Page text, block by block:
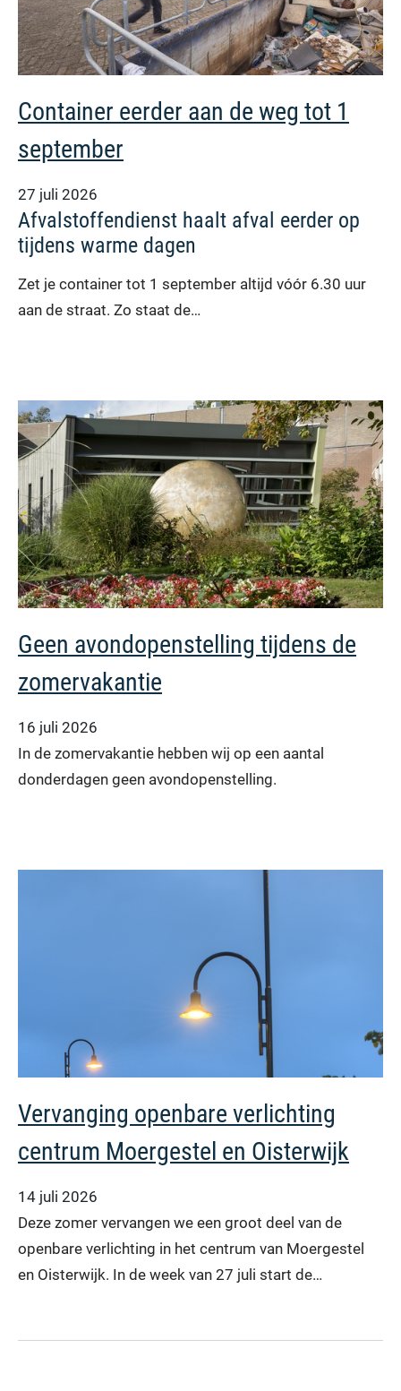
Container eerder aan de weg tot 1
september
27 juli 2026
Afvalstoffendienst haalt afval eerder op
tijdens warme dagen
Zet je container tot 1 september altijd vóór 6.30 uur
aan de straat. Zo staat de…
Geen avondopenstelling tijdens de
zomervakantie
16 juli 2026
In de zomervakantie hebben wij op een aantal
donderdagen geen avondopenstelling.
Vervanging openbare verlichting
centrum Moergestel en Oisterwijk
14 juli 2026
Deze zomer vervangen we een groot deel van de
openbare verlichting in het centrum van Moergestel
en Oisterwijk. In de week van 27 juli start de…